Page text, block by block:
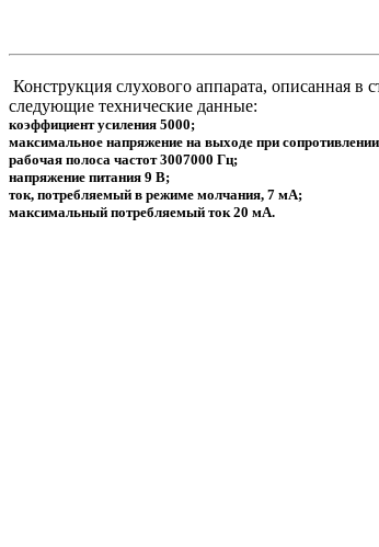
Конструкция слухового аппарата, описанная
следующие технические данные:
коэффициент усиления 5000;
максимальное напряжение на выходе при
рабочая полоса частот 3007000 Гц;
напряжение питания 9 В;
ток, потребляемый в режиме молчания, 7 мА;
максимальный потребляемый ток 20 мА.